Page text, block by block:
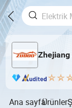
Zhejiang
Ana sayfaÜrünler